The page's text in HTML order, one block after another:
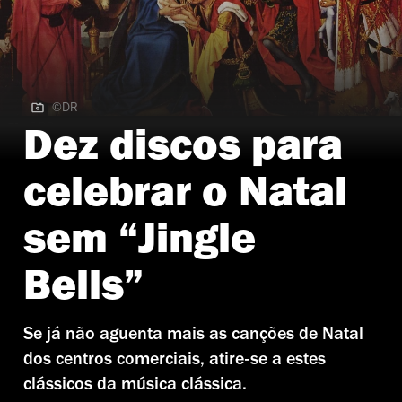
©DR
©DR
Dez discos para
celebrar o Natal
sem “Jingle
Bells”
Se já não aguenta mais as canções de Natal
dos centros comerciais, atire-se a estes
clássicos da música clássica.